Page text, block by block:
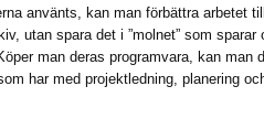
använts, kan man förbättra arbetet
utan spara det i ”molnet” som sparar
man deras programvara, kan man
har med projektledning, planering